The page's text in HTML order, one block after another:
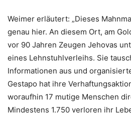
Weimer erläutert: „Dieses
genau hier. An diesem Ort, am
vor 90 Jahren Zeugen Jehovas
eines Lehnstuhlverleihs. Sie
Informationen aus und
Gestapo hat ihre
woraufhin 17 mutige Menschen
Mindestens 1.750 verloren ihr